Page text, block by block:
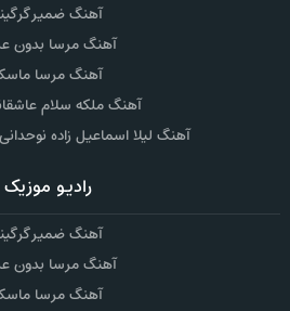
آهنگ ضمیر
آهنگ مرسا بدون
آهنگ مرسا
آهنگ ملکه سلام
آهنگ لیلا اسماعیل زاده
رادیو موزیک
آهنگ ضمیر
آهنگ مرسا بدون
آهنگ مرسا